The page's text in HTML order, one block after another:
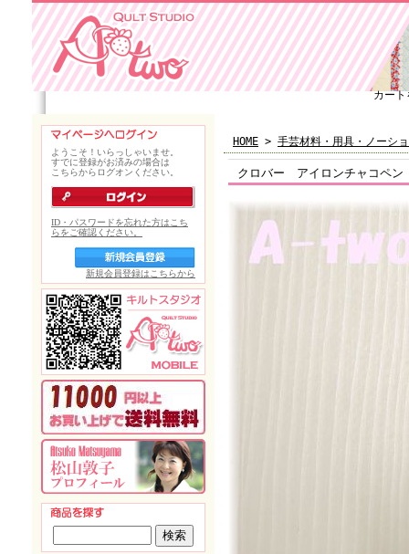
カート
HOME > 手芸材料・用具・ノーシ
クロバー アイロンチャコ